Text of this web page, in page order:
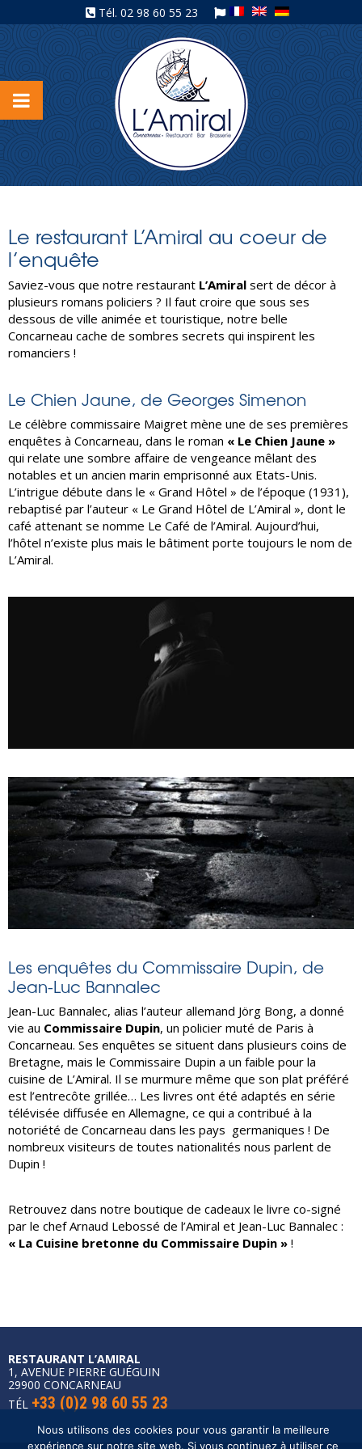
Tél. 02 98 60 55 23
Le restaurant L’Amiral au coeur de
l’enquête
Saviez-vous que notre restaurant L’Amiral sert de décor à
plusieurs romans policiers ? Il faut croire que sous ses
dessous de ville animée et touristique, notre belle
Concarneau cache de sombres secrets qui inspirent les
romanciers !
Le Chien Jaune, de Georges Simenon
Le célèbre commissaire Maigret mène une de ses premières
enquêtes à Concarneau, dans le roman « Le Chien Jaune »
qui relate une sombre affaire de vengeance mêlant des
notables et un ancien marin emprisonné aux Etats-Unis.
L’intrigue débute dans le « Grand Hôtel » de l’époque (1931),
rebaptisé par l’auteur « Le Grand Hôtel de L’Amiral », dont le
café attenant se nomme Le Café de l’Amiral. Aujourd’hui,
l’hôtel n’existe plus mais le bâtiment porte toujours le nom de
L’Amiral.
Les enquêtes du Commissaire Dupin, de
Jean-Luc Bannalec
Jean-Luc Bannalec, alias l’auteur allemand Jörg Bong, a donné
vie au Commissaire Dupin, un policier muté de Paris à
Concarneau. Ses enquêtes se situent dans plusieurs coins de
Bretagne, mais le Commissaire Dupin a un faible pour la
cuisine de L’Amiral. Il se murmure même que son plat préféré
est l’entrecôte grillée… Les livres ont été adaptés en série
télévisée diffusée en Allemagne, ce qui a contribué à la
notoriété de Concarneau dans les pays germaniques ! De
nombreux visiteurs de toutes nationalités nous parlent de
Dupin !
Retrouvez dans notre boutique de cadeaux le livre co-signé
par le chef Arnaud Lebossé de l’Amiral et Jean-Luc Bannalec :
« La Cuisine bretonne du Commissaire Dupin » !
RESTAURANT L’AMIRAL
1, AVENUE PIERRE GUÉGUIN
29900 CONCARNEAU
TÉL +33 (0)2 98 60 55 23
Nous utilisons des cookies pour vous garantir la meilleure
expérience sur notre site web. Si vous continuez à utiliser ce